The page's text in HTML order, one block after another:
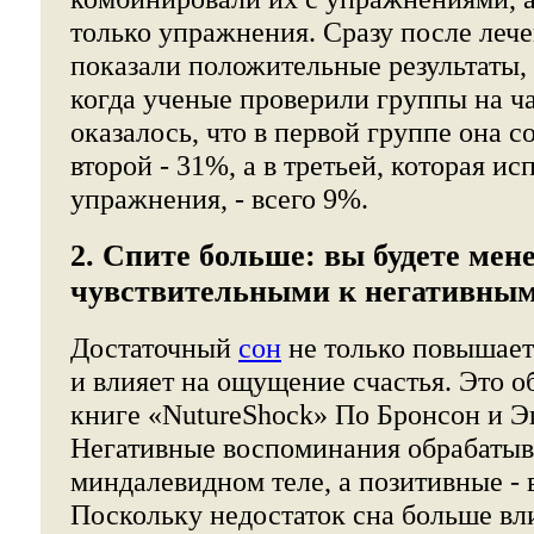
только упражнения. Сразу после
показали положительные результаты,
когда ученые проверили группы на
оказалось, что в первой группе она
второй - 31%, а в третьей, которая
упражнения, - всего 9%.
2. Спите больше: вы будете
чувствительными к
Достаточный сон не только
и влияет на ощущение счастья. Это
книге «NutureShock» По Бронсон и
Негативные воспоминания
миндалевидном теле, а позитивные -
Поскольку недостаток сна больше